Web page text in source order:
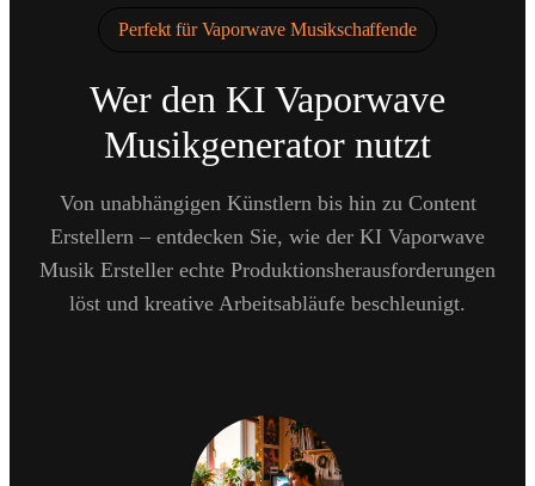
Perfekt für Vaporwave Musikschaffende
Wer den KI Vaporwave
Musikgenerator nutzt
Von unabhängigen Künstlern bis hin zu Content
Erstellern – entdecken Sie, wie der KI Vaporwave
Musik Ersteller echte Produktionsherausforderungen
löst und kreative Arbeitsabläufe beschleunigt.